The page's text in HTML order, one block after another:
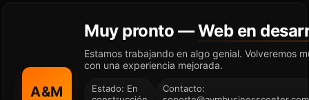
A&M
Muy pronto —Web en
Estamos trabajando en algo genial. Volveremos
con una experiencia mejorada.
Estado: En
Contacto: